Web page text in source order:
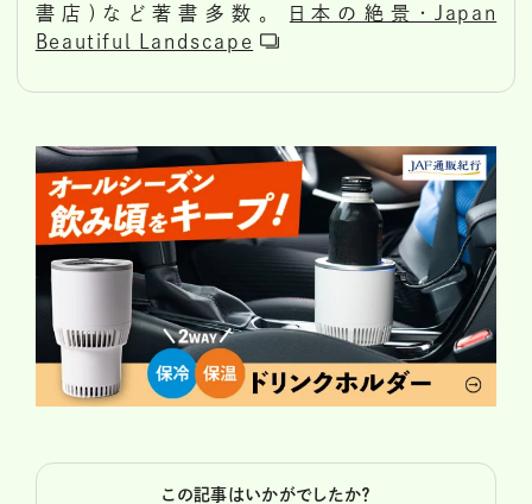
書店)など著書多数。
日本の絶景・Japan
Beautiful Landscape
この記事はいかがでしたか？